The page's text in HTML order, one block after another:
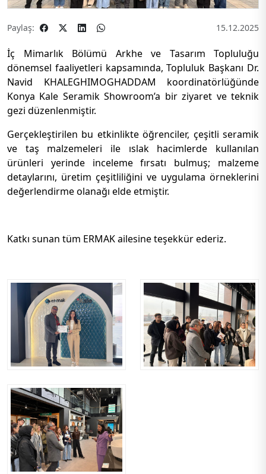
Paylaş: 15.12.2025
İç Mimarlık Bölümü Arkhe ve Tasarım Topluluğu
dönemsel faaliyetleri kapsamında, Topluluk Başkanı Dr.
Navid KHALEGHIMOGHADDAM koordinatörlüğünde
Konya Kale Seramik Showroom’a bir ziyaret ve teknik
gezi düzenlenmiştir.
Gerçekleştirilen bu etkinlikte öğrenciler, çeşitli seramik
ve taş malzemeleri ile ıslak hacimlerde kullanılan
ürünleri yerinde inceleme fırsatı bulmuş; malzeme
detaylarını, üretim çeşitliliğini ve uygulama örneklerini
değerlendirme olanağı elde etmiştir.
Katkı sunan tüm ERMAK ailesine teşekkür ederiz.